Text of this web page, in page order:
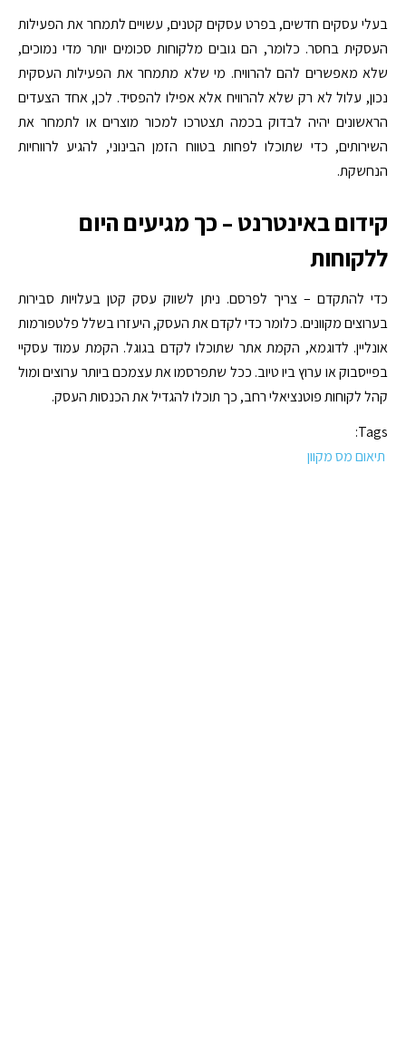
בעלי עסקים חדשים, בפרט עסקים קטנים, עשויים לתמחר את הפעילות
העסקית בחסר. כלומר, הם גובים מלקוחות סכומים יותר מדי נמוכים,
שלא מאפשרים להם להרוויח. מי שלא מתמחר את הפעילות העסקית
נכון, עלול לא רק שלא להרוויח אלא אפילו להפסיד. לכן, אחד הצעדים
הראשונים יהיה לבדוק בכמה תצטרכו למכור מוצרים או לתמחר את
השירותים, כדי שתוכלו לפחות בטווח הזמן הבינוני, להגיע לרווחיות
הנחשקת.
קידום באינטרנט – כך מגיעים היום
ללקוחות
כדי להתקדם – צריך לפרסם. ניתן לשווק עסק קטן בעלויות סבירות
בערוצים מקוונים. כלומר כדי לקדם את העסק, היעזרו בשלל פלטפורמות
אונליין. לדוגמא, הקמת אתר שתוכלו לקדם בגוגל. הקמת עמוד עסקיי
בפייסבוק או ערוץ ביו טיוב. ככל שתפרסמו את עצמכם ביותר ערוצים ומול
קהל לקוחות פוטנציאלי רחב, כך תוכלו להגדיל את הכנסות העסק.
Tags:
תיאום מס מקוון